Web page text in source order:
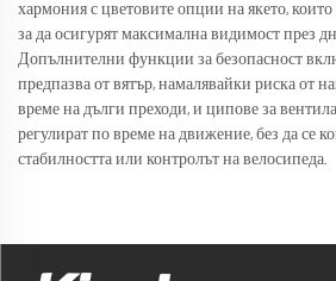
хармония с цветовите опции на якето,
за да осигурят максимална видимост през
Допълнителни функции за безопасност
предпазва от вятър, намалявайки риска от
време на дълги преходи, и ципове за
регулират по време на движение, без да се
стабилността или контролът на велосипеда.